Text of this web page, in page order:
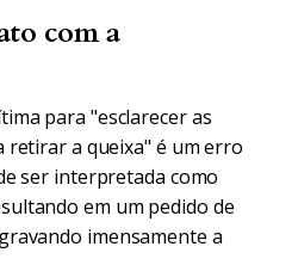
com a
para "esclarecer as
retirar a queixa" é um erro
ser interpretada como
em um pedido de
imensamente a